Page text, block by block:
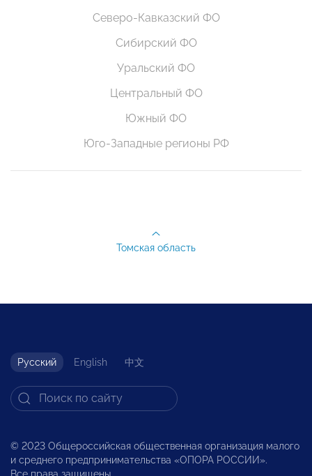
Северо-Кавказский ФО
Сибирский ФО
Уральский ФО
Центральный ФО
Южный ФО
Юго-Западные регионы РФ
Томская область
Русский English 中文
© 2023 Общероссийская общественная организация малого
и среднего предпринимательства «ОПОРА РОССИИ».
Все права защищены.